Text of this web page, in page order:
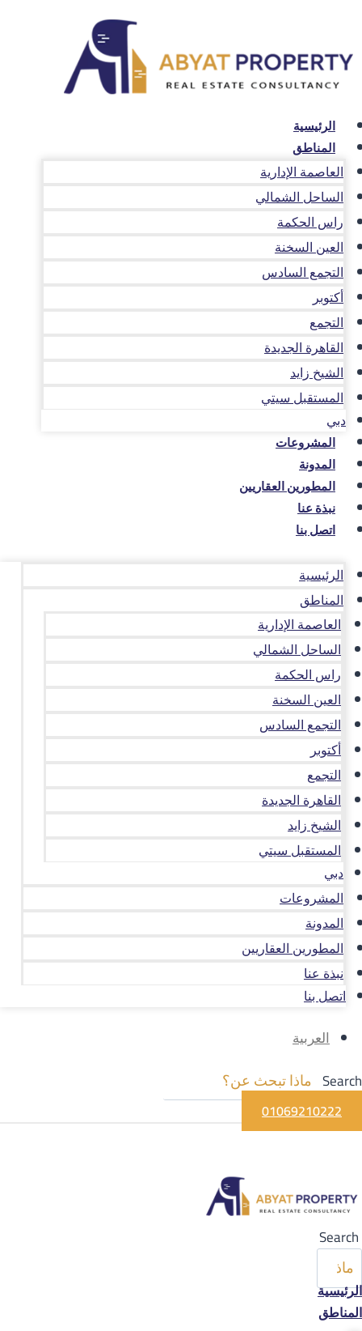
المحتوى
الرئيسية
المناطق
العاصمة الإدارية
الساحل الشمالي
راس الحكمة
العين السخنة
التجمع السادس
أكتوبر
التجمع
القاهرة الجديدة
الشيخ زايد
المستقبل سيتي
دبي
المشروعات
المدونة
المطورين العقاريين
نبذة عنا
اتصل بنا
الرئيسية
المناطق
العاصمة الإدارية
الساحل الشمالي
راس الحكمة
العين السخنة
التجمع السادس
أكتوبر
التجمع
القاهرة الجديدة
الشيخ زايد
المستقبل سيتي
دبي
المشروعات
المدونة
المطورين العقاريين
نبذة عنا
اتصل بنا
العربية
Search
01069210222
Search
الرئيسية
المناطق